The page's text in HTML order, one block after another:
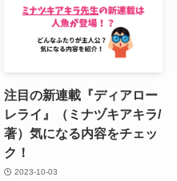
注目の新連載『ディアロー
レライ』（ミナヅキアキラ/
著）気になる内容をチェッ
ク！
2023-10-03